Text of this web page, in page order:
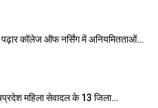
कॉलेज ऑफ नर्सिंग में अनियमितताओं…
महिला सेवादल के 13 जिला…